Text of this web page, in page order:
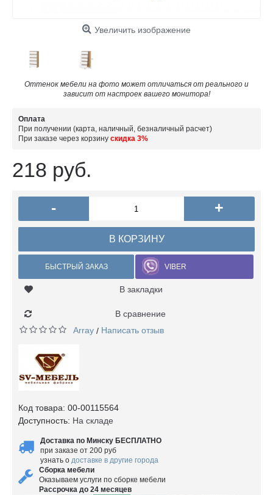
Увеличить изображение
Оттенок мебели на фото может отличаться от реального и
зависит от настроек вашего монитора!
Оплата
При получении (карта, наличный, безналичный расчет)
При заказе через корзину скидка 3%
218 руб.
- +
В КОРЗИНУ
БЫСТРЫЙ ЗАКАЗ VIBER
В закладки
В сравнение
Array / Написать отзыв
Код товара: 00-00115564
Доступность: На складе
Доставка по Минску БЕСПЛАТНО
при заказе от 200 руб
узнать о доставке в другие города
Сборка мебели
Оказываем услуги по сборке мебели
Рассрочка до 24 месяцев